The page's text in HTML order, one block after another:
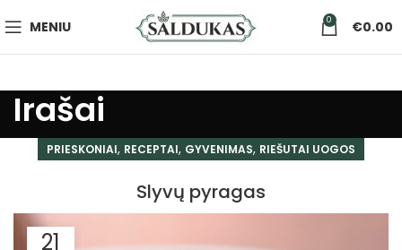
MENIU 0 €0.00
Irašai
PRIESKONIAI, RECEPTAI, GYVENIMAS, RIEŠUTAI UOGOS
Slyvų pyragas
21